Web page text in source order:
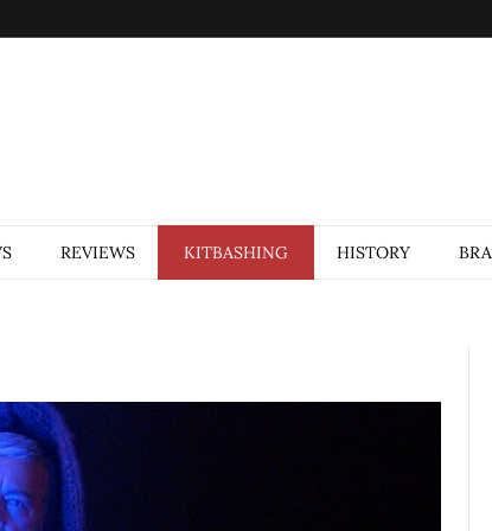
REVIEWS KITBASHING HISTORY